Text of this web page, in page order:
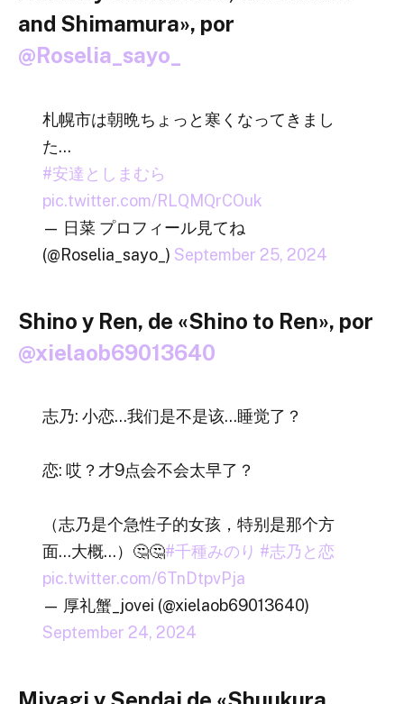
and Shimamura», por
@Roselia_sayo_
札幌市は朝晩ちょっと寒くなってきまし
た…
#安達としまむら
pic.twitter.com/RLQMQrCOuk
— 日菜 プロフィール見てね
(@Roselia_sayo_) September 25, 2024
Shino y Ren, de «Shino to Ren», por
@xielaob69013640
志乃: 小恋…我们是不是该…睡觉了？
恋: 哎？才9点会不会太早了？
（志乃是个急性子的女孩，特别是那个方
面…大概…）🤔🤔#千種みのり #志乃と恋
pic.twitter.com/6TnDtpvPja
— 厚礼蟹_jovei (@xielaob69013640)
September 24, 2024